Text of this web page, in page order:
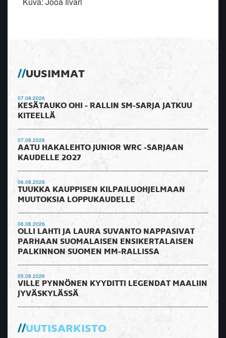
UUSIMMAT
07.08.2026
KESÄTAUKO OHI - RALLIN SM-SARJA JATKUU
KITEELLÄ
07.08.2026
AATU HAKALEHTO JUNIOR WRC -SARJAAN
KAUDELLE 2027
06.08.2026
TUUKKA KAUPPISEN KILPAILUOHJELMAAN
MUUTOKSIA LOPPUKAUDELLE
06.08.2026
OLLI LAHTI JA LAURA SUVANTO NAPPASIVAT
PARHAAN SUOMALAISEN ENSIKERTALAISEN
PALKINNON SUOMEN MM-RALLISSA
05.08.2026
VILLE PYNNÖNEN KYYDITTI LEGENDAT MAALIIN
JYVÄSKYLÄSSÄ
UUTISARKISTO